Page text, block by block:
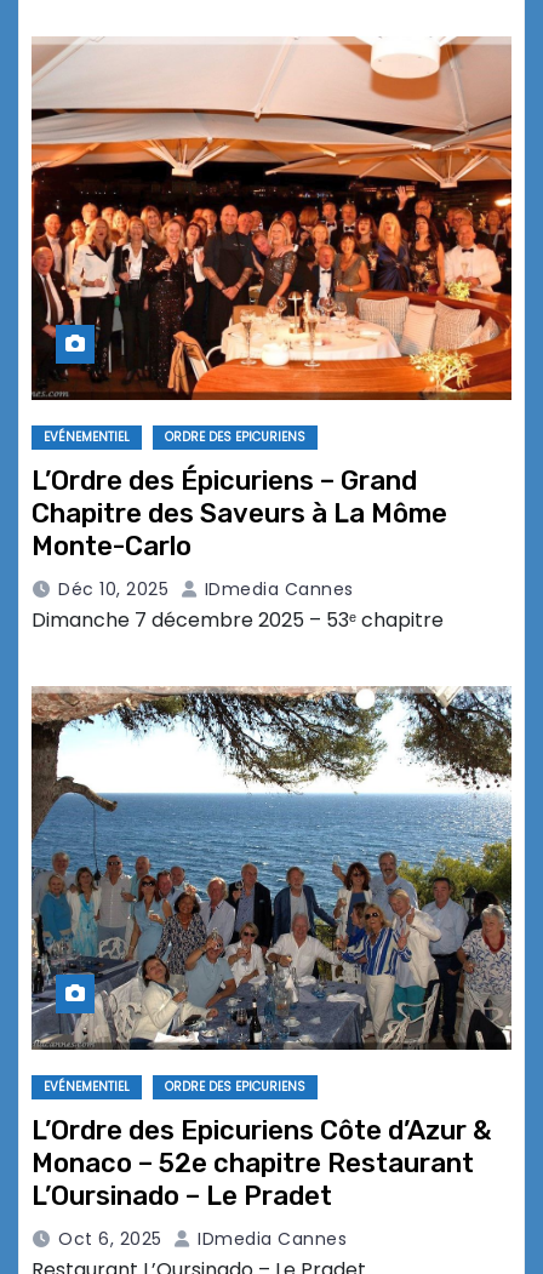
EVÉNEMENTIEL ORDRE DES EPICURIENS
L’Ordre des Épicuriens – Grand
Chapitre des Saveurs à La Môme
Monte-Carlo
Déc 10, 2025 IDmedia Cannes
Dimanche 7 décembre 2025 – 53ᵉ chapitre
EVÉNEMENTIEL ORDRE DES EPICURIENS
L’Ordre des Epicuriens Côte d’Azur &
Monaco – 52e chapitre Restaurant
L’Oursinado – Le Pradet
Oct 6, 2025 IDmedia Cannes